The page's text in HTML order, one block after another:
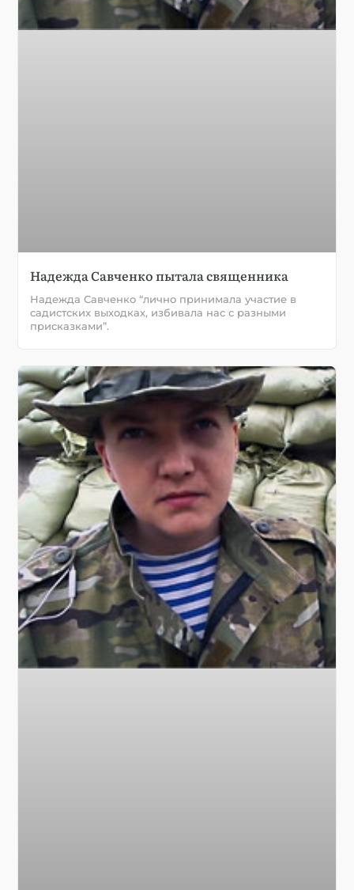
Надежда Савченко пытала священника
Надежда Савченко “лично принимала участие в
садистских выходках, избивала нас с разными
присказками”.